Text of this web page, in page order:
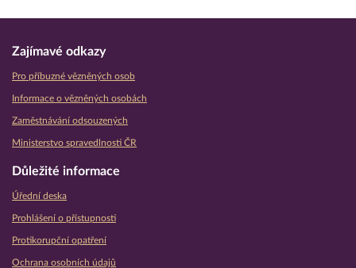
Zajímavé odkazy
Pro příbuzné vězněných osob
Informace o vězněných osobách
Zaměstnávání odsouzených
Ministerstvo spravedlnosti ČR
Důležité informace
Úřední deska
Prohlášení o přístupnosti
Protikorupční opatření
Ochrana osobních údajů